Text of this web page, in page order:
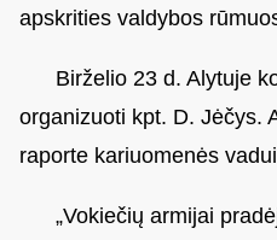
apskrities valdybos
Birželio 23 d. Alytuje
organizuoti kpt. D. Jėčys.
raporte kariuomenės
„Vokiečių armijai